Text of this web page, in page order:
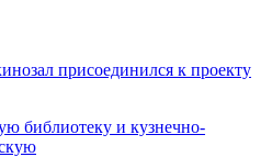
присоединился к проекту
библиотеку и кузнечно-